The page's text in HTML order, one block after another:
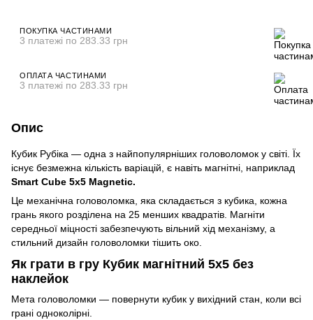
ПОКУПКА ЧАСТИНАМИ
3 платежі по 283.33 грн
ОПЛАТА ЧАСТИНАМИ
3 платежі по 283.33 грн
Опис
Кубик Рубіка — одна з найпопулярніших головоломок у світі. Їх
існує безмежна кількість варіацій, є навіть магнітні, наприклад
Smart Cube 5x5 Magnetic.
Це механічна головоломка, яка складається з кубика, кожна
грань якого розділена на 25 менших квадратів. Магніти
середньої міцності забезпечують вільний хід механізму, а
стильний дизайн головоломки тішить око.
Як грати в гру Кубик магнітний 5x5 без
наклейок
Мета головоломки — повернути кубик у вихідний стан, коли всі
грані одноколірні.